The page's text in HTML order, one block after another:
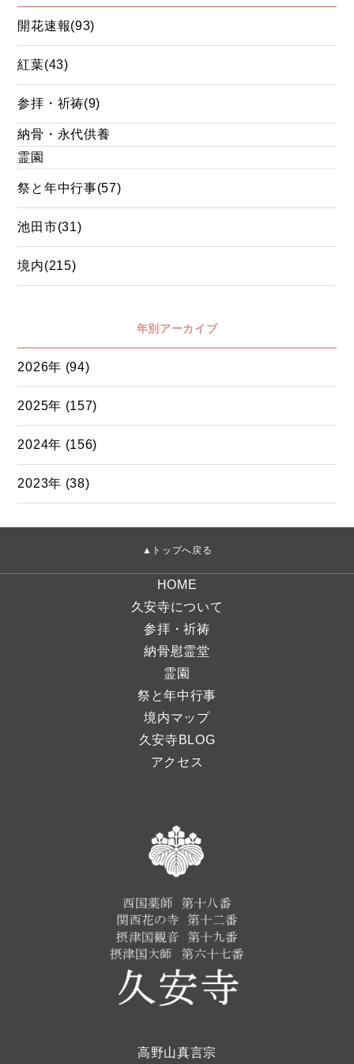
開花速報(93)
紅葉(43)
参拝・祈祷(9)
納骨・永代供養
霊園
祭と年中行事(57)
池田市(31)
境内(215)
年別アーカイブ
2026年 (94)
2025年 (157)
2024年 (156)
2023年 (38)
▲トップへ戻る
HOME
久安寺について
参拝・祈祷
納骨慰霊堂
霊園
祭と年中行事
境内マップ
久安寺BLOG
アクセス
高野山真言宗